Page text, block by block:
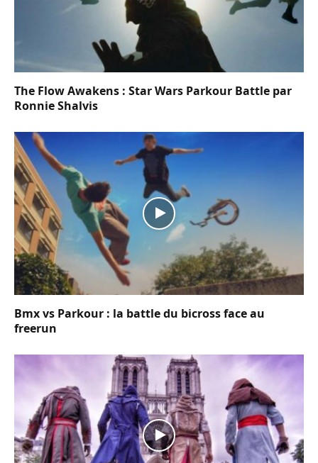
The Flow Awakens : Star Wars Parkour Battle par
Ronnie Shalvis
Bmx vs Parkour : la battle du bicross face au
freerun